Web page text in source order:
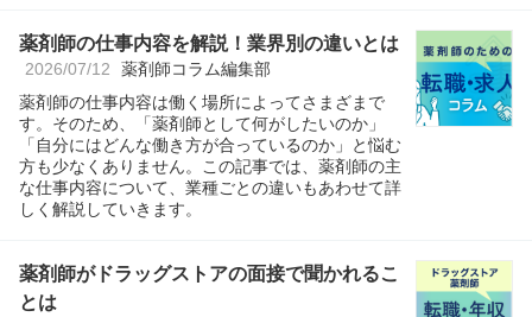
薬剤師の仕事内容を解説！業界別の違いとは
2026/07/12 薬剤師コラム編集部
薬剤師の仕事内容は働く場所によってさまざまで
す。そのため、「薬剤師として何がしたいのか」
「自分にはどんな働き方が合っているのか」と悩む
方も少なくありません。この記事では、薬剤師の主
な仕事内容について、業種ごとの違いもあわせて詳
しく解説していきます。
薬剤師がドラッグストアの面接で聞かれるこ
とは